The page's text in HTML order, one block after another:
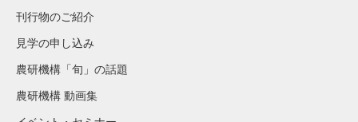
刊行物のご紹介
見学の申し込み
農研機構「旬」の話題
農研機構 動画集